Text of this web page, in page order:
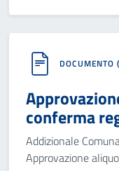
DOCUMENTO
conferma
Addizionale
Approvazione